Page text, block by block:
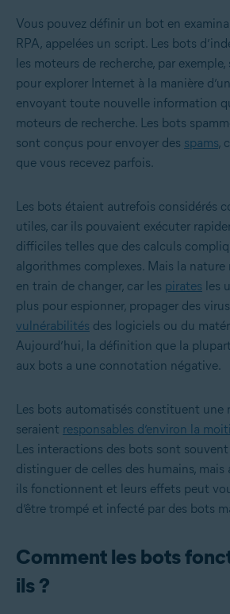
Vous pouvez définir un bot en
RPA, appelées un script. Les bots
les moteurs de recherche, par
pour explorer Internet à la manière
envoyant toute nouvelle information
moteurs de recherche. Les bots
sont conçus pour envoyer des spams,
que vous recevez parfois.
Les bots étaient autrefois considérés
utiles, car ils pouvaient exécuter
difficiles telles que des calculs
algorithmes complexes. Mais la nature
en train de changer, car les pirates les
plus pour espionner, propager des
vulnérabilités des logiciels ou du
Aujourd’hui, la définition que la
aux bots a une connotation négative.
Les bots automatisés constituent une
seraient responsables d’environ la
Les interactions des bots sont
distinguer de celles des humains,
ils fonctionnent et leurs effets peut
d’être trompé et infecté par des bots
Comment les bots
ils ?